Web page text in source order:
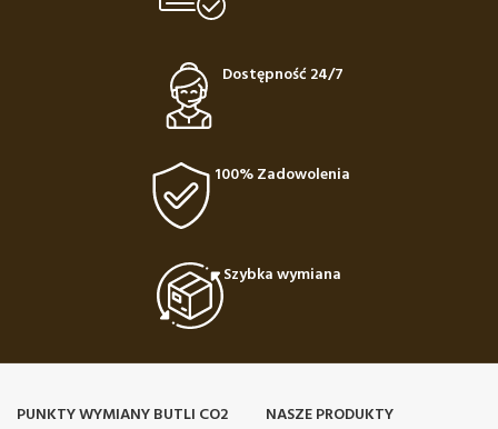
Dostępność 24/7
100% Zadowolenia
Szybka wymiana
PUNKTY WYMIANY BUTLI CO2
NASZE PRODUKTY